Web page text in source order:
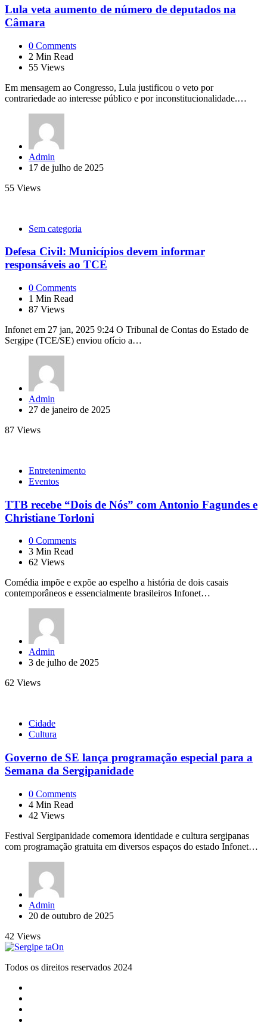
Lula veta aumento de número de deputados na
Câmara
0 Comments
2 Min Read
55 Views
Em mensagem ao Congresso, Lula justificou o veto por
contrariedade ao interesse público e por inconstitucionalidade.…
Posted
by
Admin
17 de julho de 2025
55 Views
Sem categoria
Defesa Civil: Municípios devem informar
responsáveis ao TCE
0 Comments
1 Min Read
87 Views
Infonet em 27 jan, 2025 9:24 O Tribunal de Contas do Estado de
Sergipe (TCE/SE) enviou ofício a…
Posted
by
Admin
27 de janeiro de 2025
87 Views
Entretenimento
Eventos
TTB recebe “Dois de Nós” com Antonio Fagundes e
Christiane Torloni
0 Comments
3 Min Read
62 Views
Comédia impõe e expõe ao espelho a história de dois casais
contemporâneos e essencialmente brasileiros Infonet…
Posted
by
Admin
3 de julho de 2025
62 Views
Cidade
Cultura
Governo de SE lança programação especial para a
Semana da Sergipanidade
0 Comments
4 Min Read
42 Views
Festival Sergipanidade comemora identidade e cultura sergipanas
com programação gratuita em diversos espaços do estado Infonet…
Posted
by
Admin
20 de outubro de 2025
42 Views
Todos os direitos reservados 2024